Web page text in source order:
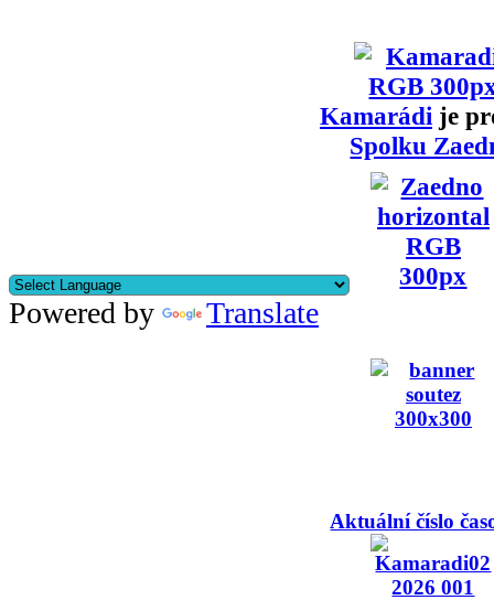
Kamarádi je
Spolku
Powered by Translate
Aktuální číslo